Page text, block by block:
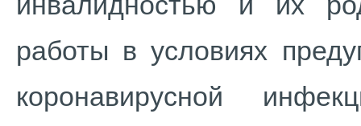
работы в условиях
коронавирусной